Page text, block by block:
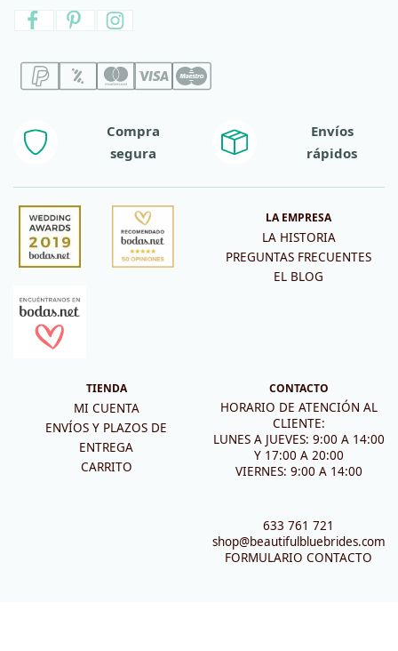
Compra
segura
Envíos
rápidos
LA EMPRESA
LA HISTORIA
PREGUNTAS FRECUENTES
EL BLOG
TIENDA
MI CUENTA
ENVÍOS Y PLAZOS DE
ENTREGA
CARRITO
CONTACTO
HORARIO DE ATENCIÓN AL
CLIENTE:
LUNES A JUEVES: 9:00 A 14:00
Y 17:00 A 20:00
VIERNES: 9:00 A 14:00
633 761 721
shop@beautifulbluebrides.com
FORMULARIO CONTACTO